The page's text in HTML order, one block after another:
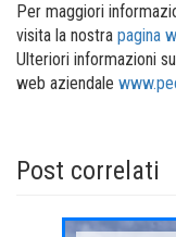
Per maggiori
visita la nostra pagina
Ulteriori informazioni
web aziendale
Post correlati